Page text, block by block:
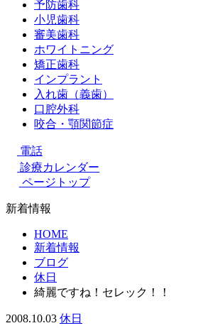
予防歯科
小児歯科
審美歯科
ホワイトニング
矯正歯科
インプラント
入れ歯（義歯）
口腔外科
咬合・顎関節症
電話
診療カレンダー
ページトップ
新着情報
HOME
新着情報
ブログ
休日
綺麗ですね！セレック！！
2008.10.03 休日